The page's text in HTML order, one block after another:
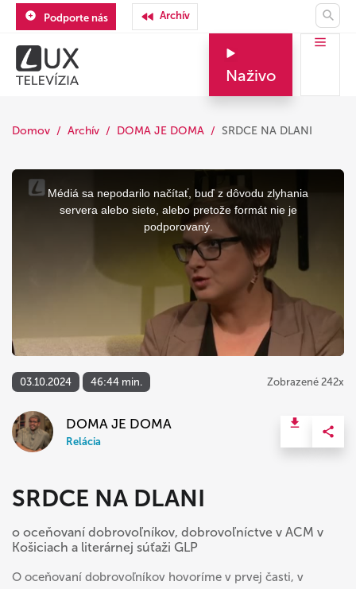
Podporte nás Archív
Naživo
Domov Archív DOMA JE DOMA SRDCE NA DLANI
This
modal
Médiá sa nepodarilo načítať, buď z dôvodu zlyhania
servera alebo siete, alebo pretože formát nie je
podporovaný.
03.10.2024 46:44 min. Zobrazené 242x
DOMA JE DOMA
Relácia
SRDCE NA DLANI
o oceňovaní dobrovoľníkov, dobrovoľníctve v ACM v
Košiciach a literárnej súťaži GLP
O oceňovaní dobrovoľníkov hovoríme v prvej časti, v